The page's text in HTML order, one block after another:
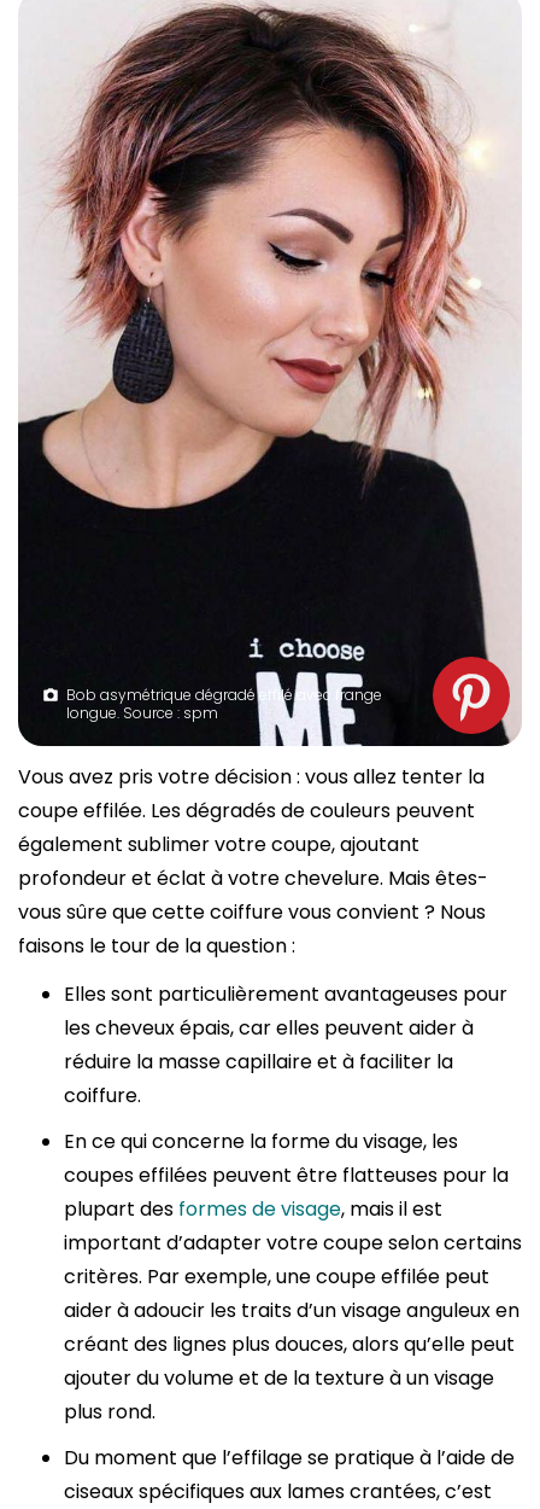
Bob asymétrique dégradé effilé avec frange
longue. Source : spm
Vous avez pris votre décision : vous allez tenter la
coupe effilée. Les dégradés de couleurs peuvent
également sublimer votre coupe, ajoutant
profondeur et éclat à votre chevelure. Mais êtes-
vous sûre que cette coiffure vous convient ? Nous
faisons le tour de la question :
Elles sont particulièrement avantageuses pour
les cheveux épais, car elles peuvent aider à
réduire la masse capillaire et à faciliter la
coiffure.
En ce qui concerne la forme du visage, les
coupes effilées peuvent être flatteuses pour la
plupart des formes de visage, mais il est
important d’adapter votre coupe selon certains
critères. Par exemple, une coupe effilée peut
aider à adoucir les traits d’un visage anguleux en
créant des lignes plus douces, alors qu’elle peut
ajouter du volume et de la texture à un visage
plus rond.
Du moment que l’effilage se pratique à l’aide de
ciseaux spécifiques aux lames crantées, c’est